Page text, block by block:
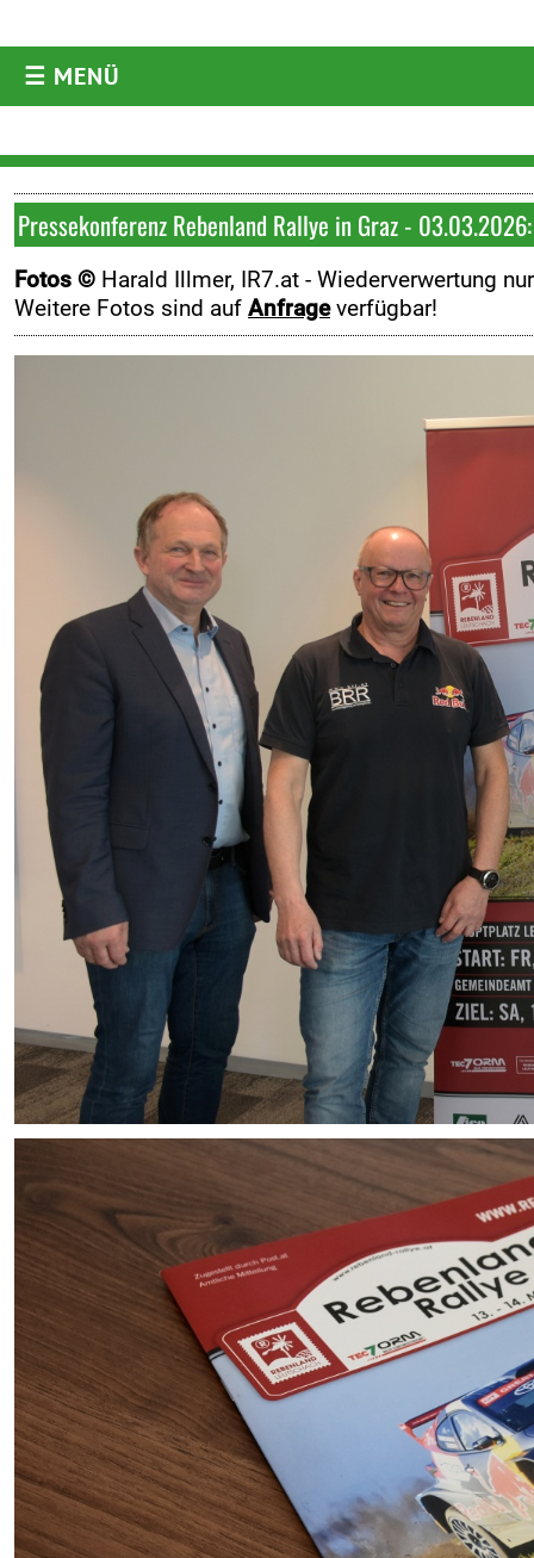
☰ MENÜ
Aktuelles
Archiv
ARC
WRC
Fotoarchiv
VIDEOS
Videoarchiv
KONTAKT
Kontakt
Impressum
ORM
ARC
Pressekonferenz Rebenland Rallye in Graz - 03.03.2026:
Fotos © Harald Illmer, IR7.at - Wiederverwertung
Weitere Fotos sind auf Anfrageverfügbar!